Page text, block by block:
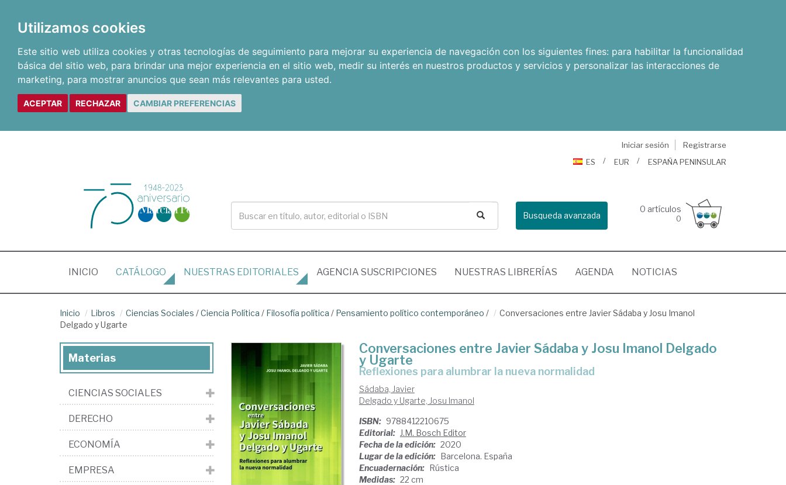
Utilizamos cookies
Este sitio web utiliza cookies y otras tecnologías de seguimiento para mejorar su experiencia de navegación con los siguientes fines: para habilitar la funcionalidad
básica del sitio web, para brindar una mejor experiencia en el sitio web, medir su interés en nuestros productos y servicios y personalizar las interacciones de
marketing, para mostrar anuncios que sean más relevantes para usted.
ACEPTAR RECHAZAR CAMBIAR PREFERENCIAS
Iniciar sesión
Registrarse
ES
EUR ESPAÑA PENINSULAR
Busqueda avanzada
0 artículos
0
INICIO (CURRENT)
CATÁLOGO NUESTRAS EDITORIALES AGENCIA SUSCRIPCIONES NUESTRAS LIBRERÍAS AGENDA NOTICIAS
Inicio Libros Ciencias Sociales /Ciencia Política / Filosofía política / Pensamiento político contemporáneo /
Conversaciones entre Javier Sádaba y Josu Imanol
Delgado y Ugarte
Conversaciones entre Javier Sádaba y Josu Imanol Delgado
y Ugarte
Reflexiones para alumbrar la nueva normalidad
Sádaba, Javier
Delgado y Ugarte, Josu Imanol
ISBN: 9788412210675
Editorial: J.M. Bosch Editor
Fecha de la edición: 2020
Lugar de la edición: Barcelona. España
Encuadernación: Rústica
Medidas: 22 cm
Materias
CIENCIAS SOCIALES
DERECHO
ECONOMÍA
EMPRESA